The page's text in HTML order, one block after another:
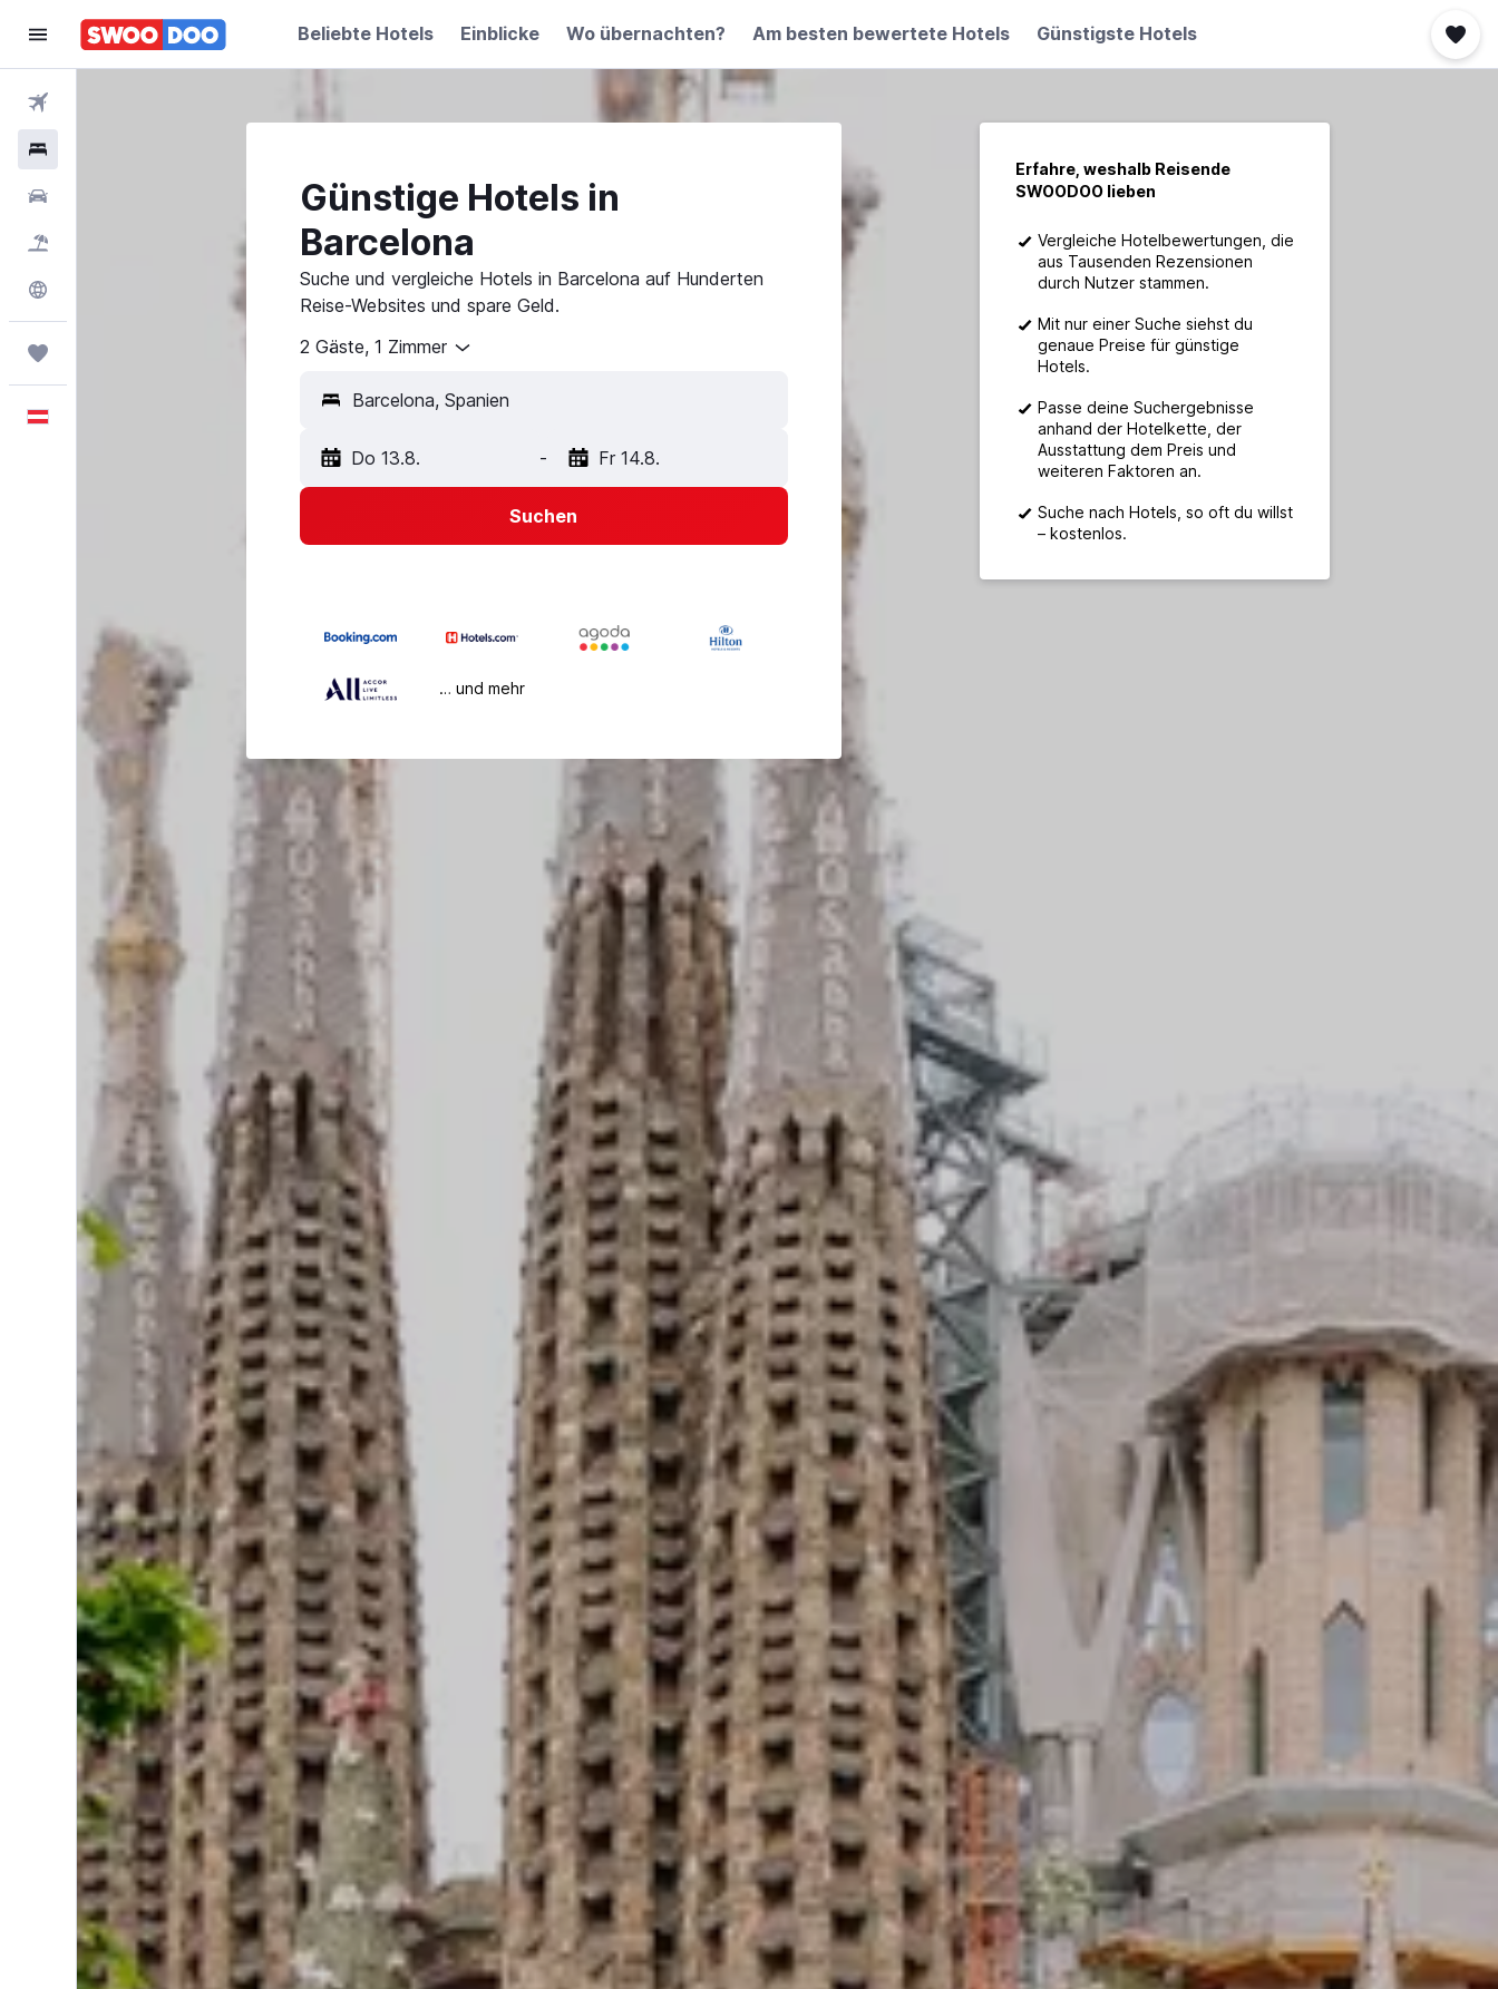
Beliebte Hotels Einblicke Wo übernachten? Am besten bewertete Hotels Günstigste Hotels
Günstige Hotels in
Barcelona
Suche und vergleiche Hotels in Barcelona auf Hunderten
Reise-Websites und spare Geld.
2 Gäste, 1 Zimmer
Do 13.8. - Fr 14.8.
Suchen
… und mehr
Erfahre, weshalb Reisende
SWOODOO lieben
Vergleiche Hotelbewertungen, die
aus Tausenden Rezensionen
durch Nutzer stammen.
Mit nur einer Suche siehst du
genaue Preise für günstige
Hotels.
Passe deine Suchergebnisse
anhand der Hotelkette, der
Ausstattung dem Preis und
weiteren Faktoren an.
Suche nach Hotels, so oft du willst
– kostenlos.